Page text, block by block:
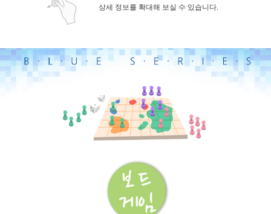
상세 정보를 확대해 보실 수 있습니다.